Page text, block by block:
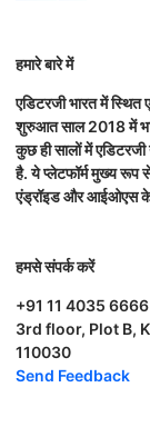
हमारे बारे में
एडिटरजी भारत में स्थित
शुरुआत साल 2018 में
कुछ ही सालों में
है. ये प्लेटफॉर्म मुख्य रूप
एंड्रॉइड और आईओएस के
हमसे संपर्क करें
+91 11 4035
3rd floor, Plot B,
110030
Send Feedback